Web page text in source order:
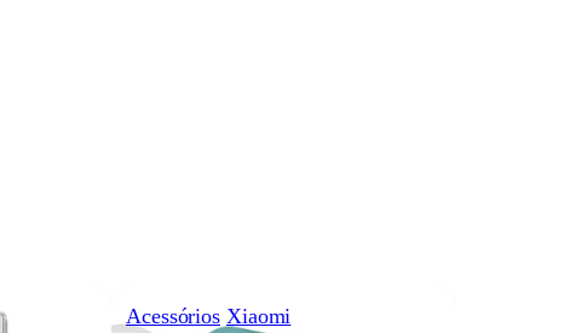
Acessórios Xiaomi